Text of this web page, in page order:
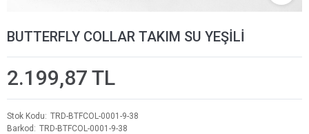
BUTTERFLY COLLAR TAKIM SU YEŞİLİ
2.199,87 TL
Stok Kodu
TRD-BTFCOL-0001-9-38
Barkod
TRD-BTFCOL-0001-9-38